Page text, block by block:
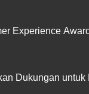
Experience
Dukungan untuk